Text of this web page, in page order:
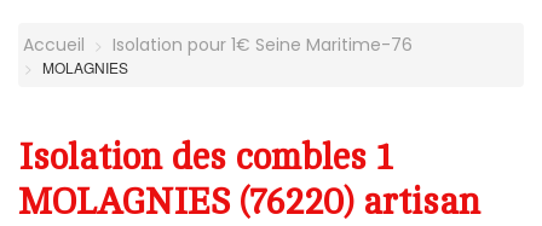
Accueil Isolation pour 1€ Seine Maritime-76
MOLAGNIES
Isolation des combles 1
MOLAGNIES (76220) artisan